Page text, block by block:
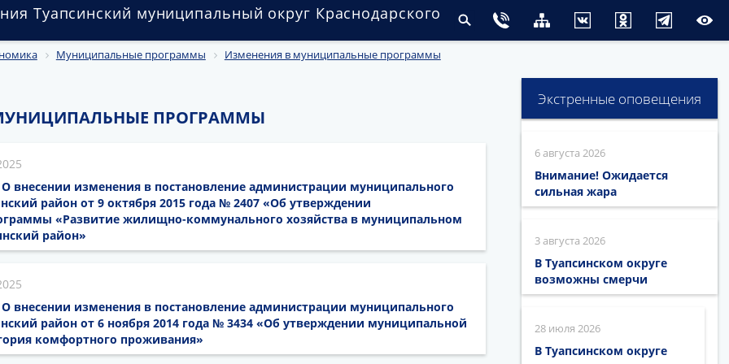
Туапсинский муниципальный округ Краснодарского
Муниципальные программы Изменения в муниципальные программы
ПРОГРАММЫ
О внесении изменения в постановление администрации муниципального
район от 9 октября 2015 года № 2407 «Об утверждении
«Развитие жилищно-коммунального хозяйства в муниципальном
район»
О внесении изменения в постановление администрации муниципального
район от 6 ноября 2014 года № 3434 «Об утверждении муниципальной
комфортного проживания»
Экстренные оповещения
6 августа 2026
Внимание! Ожидается
сильная жара
3 августа 2026
В Туапсинском округе
возможны смерчи
28 июля 2026
В Туапсинском округе